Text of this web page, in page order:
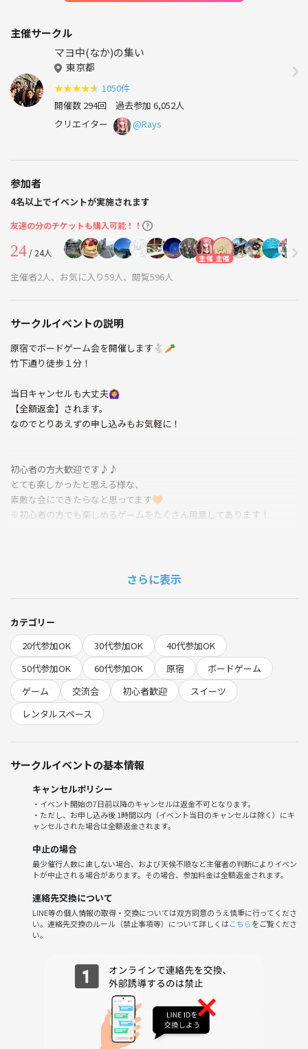
主催サークル
マヨ中(なか)の集い
東京都
★★★★★ 1050件
開催数 294回 過去参加 6,052人
クリエイター
@Rays
参加者
4名以上でイベントが実施されます
友達の分のチケットも購入可能！！
24/ 24人 主催 主催
主催者2人、お気に入り59人、閲覧596人
サークルイベントの説明
原宿でボードゲーム会を開催します🐇🥕
竹下通り徒歩１分！
当日キャンセルも大丈夫🙆‍♀️
【全額返金】されます。
なのでとりあえずの申し込みもお気軽に！
初心者の方大歓迎です♪♪
とても楽しかったと思える様な、
素敵な会にできたらなと思ってます🧡
※初心者の方でも楽しめるゲームをたくさん用意してあります！
広くて綺麗なお部屋です✨✨
それぞれ遊んでいきましょう🙌🏻
少人数から大勢でも楽しめるゲームもあり！
進行は、お任せあれっ✌🏻
ボードゲームはこちらで用意を致しますが、
持ち込みは自由です🙆‍♀️
もちろん席替えもキッチリ行います！
🌟みんなで一緒に楽しみましょ〜！
🌟終わったらお時間ある方で竹下通りへ一緒にクレープ食べに行きませ
んか😋
あの甘〜い香りに誘われちゃうんです…
お酒以外持ち込みOK！
少しですがお菓子を用意致します🍪🍬
さらに表示
カテゴリー
20代参加OK
30代参加OK
40代参加OK
50代参加OK
60代参加OK 原宿
ボードゲーム
ゲーム
交流会 初心者歓迎
スイーツ
レンタルスペース
サークルイベントの基本情報
キャンセルポリシー
・イベント開始の7日前以降のキャンセルは返金不可となります。
・ただし、お申し込み後 1時間以内（イベント当日のキャンセルは除く）にキ
ャンセルされた場合は全額返金されます。
中止の場合
最少催行人数に達しない場合、および天候不順など主催者の判断によりイベン
トが中止される場合があります。その場合、参加料金は全額返金されます。
連絡先交換について
LINE等の個人情報の取得・交換については双方同意のうえ慎重に行ってくださ
い。連絡先交換のルール（禁止事項等）について詳しくはこちらをご覧くださ
い。